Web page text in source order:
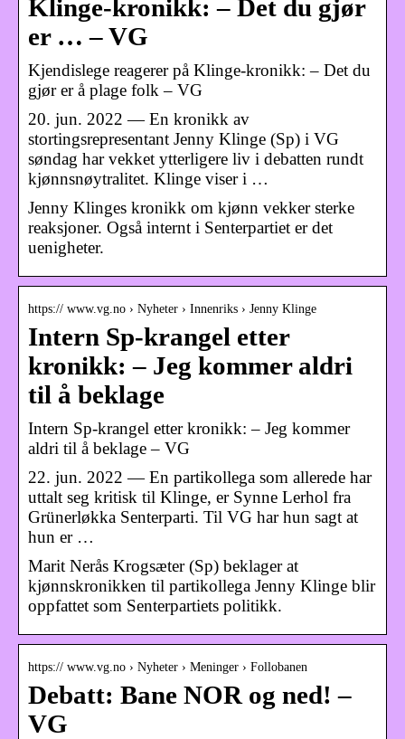
Klinge-kronikk: – Det du gjør
er … – VG
Kjendislege reagerer på Klinge-kronikk: – Det du
gjør er å plage folk – VG
20. jun. 2022 — En kronikk av
stortingsrepresentant Jenny Klinge (Sp) i VG
søndag har vekket ytterligere liv i debatten rundt
kjønnsnøytralitet. Klinge viser i …
Jenny Klinges kronikk om kjønn vekker sterke
reaksjoner. Også internt i Senterpartiet er det
uenigheter.
https:// www.vg.no › Nyheter › Innenriks › Jenny Klinge
Intern Sp-krangel etter
kronikk: – Jeg kommer aldri
til å beklage
Intern Sp-krangel etter kronikk: – Jeg kommer
aldri til å beklage – VG
22. jun. 2022 — En partikollega som allerede har
uttalt seg kritisk til Klinge, er Synne Lerhol fra
Grünerløkka Senterparti. Til VG har hun sagt at
hun er …
Marit Nerås Krogsæter (Sp) beklager at
kjønnskronikken til partikollega Jenny Klinge blir
oppfattet som Senterpartiets politikk.
https:// www.vg.no › Nyheter › Meninger › Follobanen
Debatt: Bane NOR og ned! –
VG